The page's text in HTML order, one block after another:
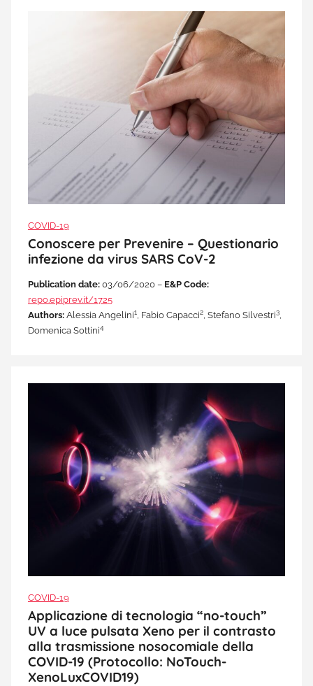
COVID-19
Conoscere per Prevenire – Questionario
infezione da virus SARS CoV-2
Publication date: 03/06/2020 – E&P Code:
repo.epiprev.it/1725
Authors: Alessia Angelini1 , Fabio Capacci2 , Stefano Silvestri3
Domenica Sottini4
COVID-19
Applicazione di tecnologia “no-touch”
UV a luce pulsata Xeno per il contrasto
alla trasmissione nosocomiale della
COVID-19 (Protocollo: NoTouch-
XenoLuxCOVID19)